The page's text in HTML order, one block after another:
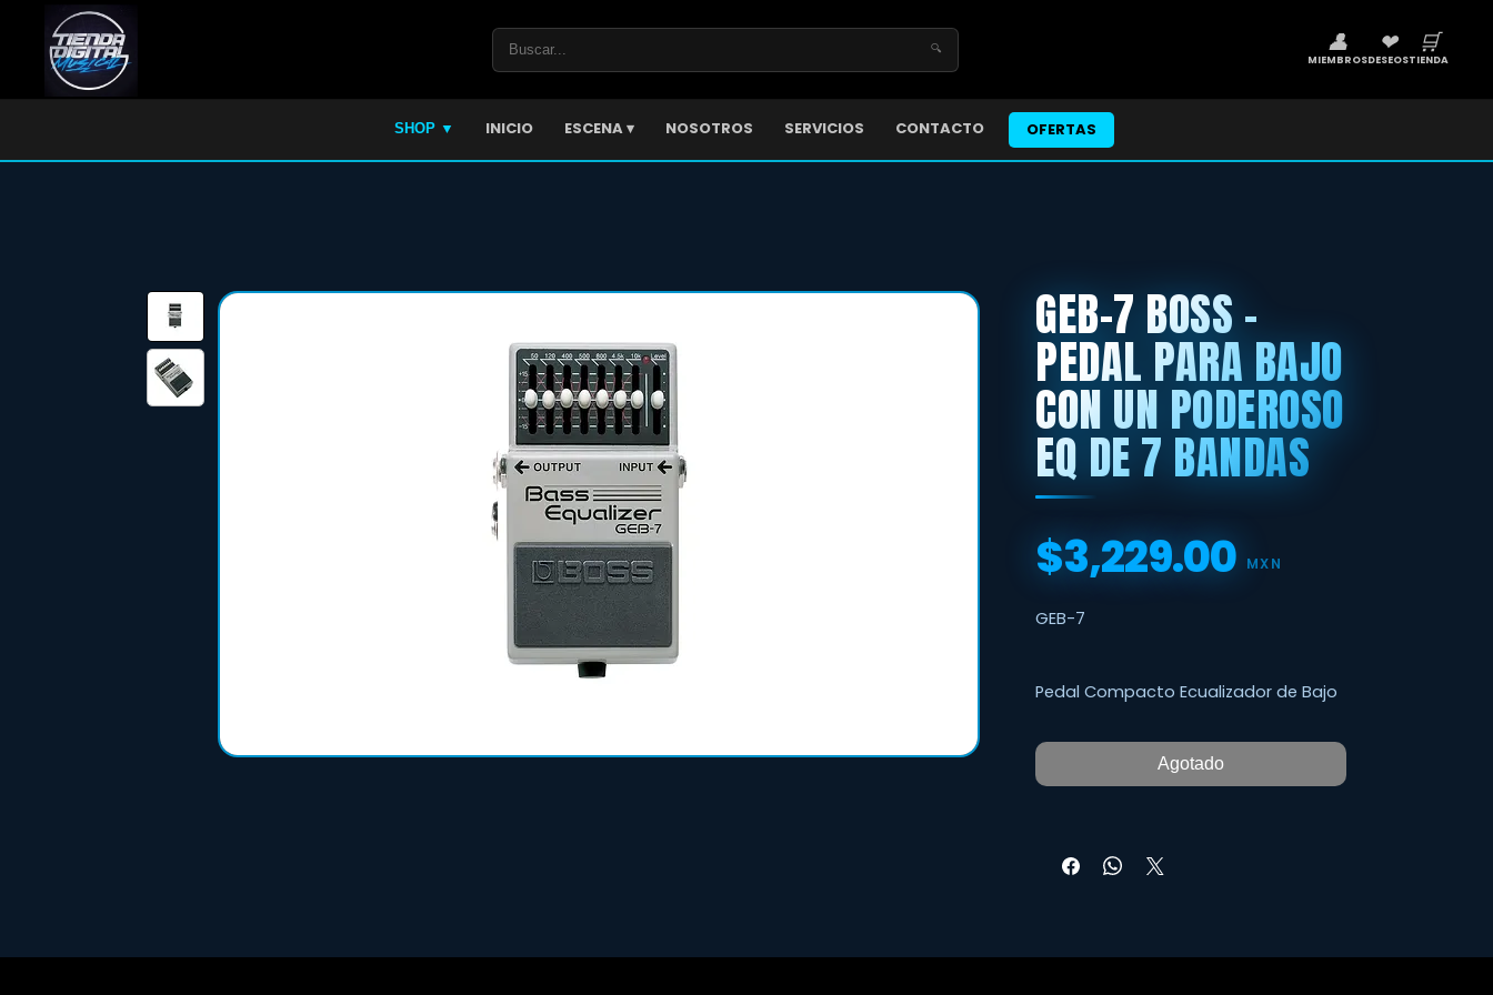
🔍 👤
MIEMBROS
❤
DESEOS
🛒
TIENDA
SHOP ▼ INICIO ESCENA ▾ NOSOTROS SERVICIOS CONTACTO OFERTAS
GEB-7 BOSS -
PEDAL PARA BAJO
CON UN PODEROSO
EQ DE 7 BANDAS
$3,229.00 MXN
GEB-7
Pedal Compacto Ecualizador de Bajo
CONTROL TONAL PRECISO
Con el Rango de Frecuencia que va de
los de 5 Cuerdas, Los de 6 Cuerdas y
Agotado